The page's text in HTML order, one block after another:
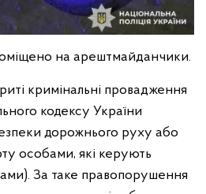
на арештмайданчики.
кримінальні провадження
кодексу України
дорожнього руху або
особами, які керують
За таке правопорушення